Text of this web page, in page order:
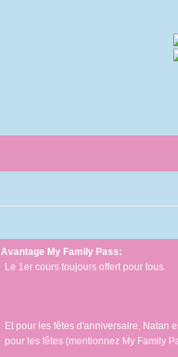
Avantage My Family Pass:
Le 1er cours toujours offert pour tous.
Et pour les fêtes d'anniversaire, Natan
pour les fêtes (mentionnez My Family